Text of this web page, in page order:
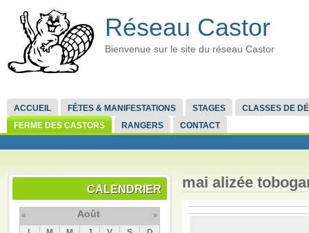
Réseau Castor
Bienvenue sur le site du réseau Castor
ACCUEIL FÊTES & MANIFESTATIONS STAGES
CLASSES DE
FERME DES CASTORS
RANGERS CONTACT
CALENDRIER
« Août
»
mai alizée